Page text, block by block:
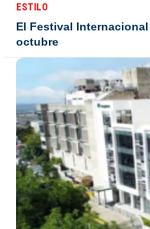
ESTILO
El Festival
octubre